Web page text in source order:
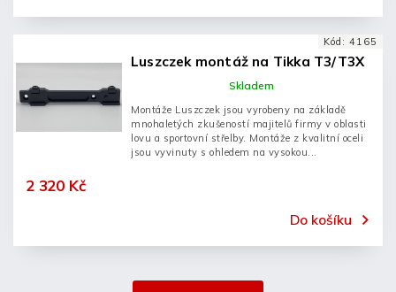
Luszczek montáž na Tikka T3/T3X
Skladem
2 320 Kč
Do košíku
Montáže Luszczek jsou vyrobeny na základě
mnohaletých zkušeností majitelů firmy v oblasti
lovu a sportovní střelby. Montáže z kvalitní oceli
jsou vyvinuty s ohledem na vysokou...
Kód: 4165